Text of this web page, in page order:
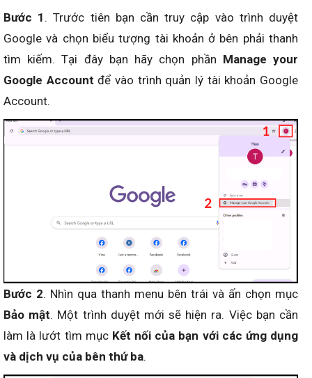
Bước 1 . Trước tiên bạn cần truy cập vào trình duyệt
Google và chọn biểu tượng tài khoản ở bên phải thanh
tìm kiếm. Tại đây bạn hãy chọn phần Manage your
Google Account để vào trình quản lý tài khoản Google
Account.
Bước 2. Nhìn qua thanh menu bên trái và ấn chọn mục
Bảo mật. Một trình duyệt mới sẽ hiện ra. Việc bạn cần
làm là lướt tìm mục Kết nối của bạn với các ứng dụng
và dịch vụ của bên thứ ba.